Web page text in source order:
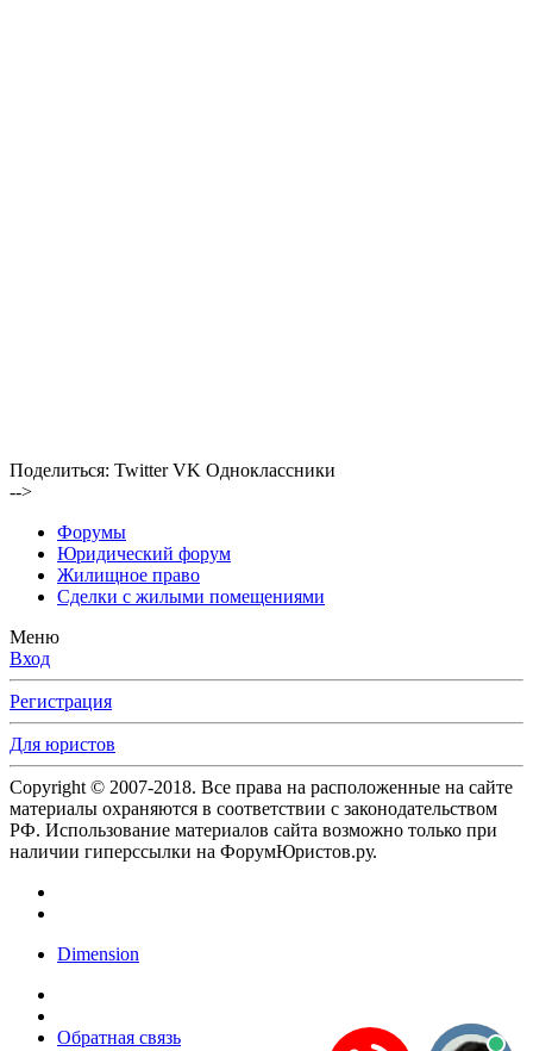
Поделиться: Twitter VK Одноклассники
-->
Форумы
Юридический форум
Жилищное право
Сделки с жилыми помещениями
Меню
Вход
Регистрация
Для юристов
Copyright © 2007-2018. Все права на расположенные на сайте
материалы охраняются в соответствии с законодательством
РФ. Использование материалов сайта возможно только при
наличии гиперссылки на ФорумЮристов.ру.
Dimension
Обратная связь